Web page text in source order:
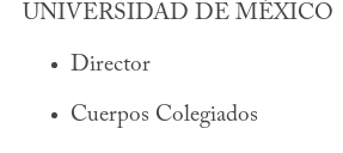
UNIVERSIDAD DE MÉXICO
Director
Cuerpos Colegiados